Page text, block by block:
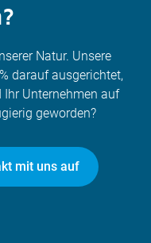
Natur. Unsere
darauf ausgerichtet,
Ihr Unternehmen auf
geworden?
mit uns auf